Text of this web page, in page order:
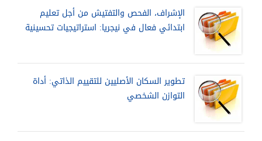
الإشراف، الفحص والتفتيش من أجل تعليم
ابتدائي فعال في نيجريا: استراتيجيات تحسينية
تطوير السكان الأصليين للتقييم الذاتي: أداة
التوازن الشخصي